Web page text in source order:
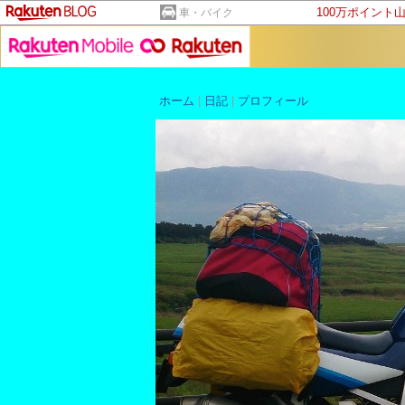
車・バイク 100万ポイント
ホーム 日記 プロフィール